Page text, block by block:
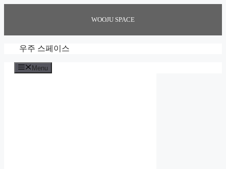
WOOJU SPACE
우주 스페이스
Menu